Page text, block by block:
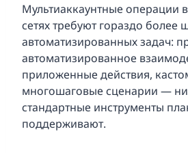
Мультиаккаунтные операции
сетях требуют гораздо более
автоматизированных задач:
автоматизированное
приложенные действия,
многошаговые сценарии —
стандартные инструменты
поддерживают.